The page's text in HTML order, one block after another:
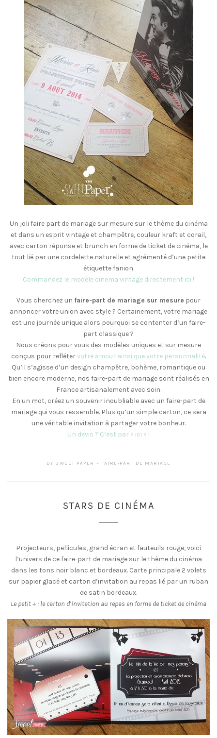
Un joli faire part de mariage sur mesure sur le thème du cinéma
et dans un esprit vintage et champêtre, couleur kraft et corail,
avec carton réponse et brunch en forme de ticket de cinéma, le
tout lié par une cordelette naturelle et agrémenté d’une petite
étiquette fanion.
Commandez le modèle cinema vintage directement ici !
Vous cherchez un faire-part de mariage sur mesure pour
annoncer votre union avec style ? Certainement, votre mariage
est une journée unique alors pourquoi se contenter d’un faire-
part classique ?
Nous créons pour vous des modèles uniques et sur mesure
conçus pour reflétervotre amour ainsi que votre personnalité.
Qu’il s’agisse d’un design champêtre, bohème, romantique ou
bien encore moderne, nos faire-part de mariage sont réalisés en
France artisanalement avec soin.
En un mot, créez un souvenir inoubliable avec un faire-part de
mariage qui vous ressemble. Plus qu’un simple carton, ce sera
une véritable invitation à partager votre bonheur.
Un devis ? C’est par > ici < !
BY SWEET PAPER FAIRE-PART DE MARIAGE
STARS DE CINÉMA
Projecteurs, pellicules, grand écran et fauteuils rouge, voici
l’univers de ce faire-part de mariage sur le thème du cinéma
dans les tons noir blanc et bordeaux. Carte principale 2 volets
sur papier glacé et carton d’invitation au repas lié par un ruban
de satin bordeaux.
Le petit + : le carton d’invitation au repas en forme de ticket de cinéma